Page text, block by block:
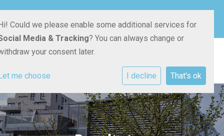
3544 DB Utrecht
Could we please enable some additional services for
Media & Tracking? You can always change or
your consent later.
me choose I decline That's ok